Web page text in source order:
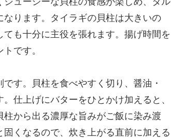
ります。タイラギの貝柱は大きいの
も十分に主役を張れます。揚げ時間を
です。
す。貝柱を食べやすく切り、醤油・
仕上げにバターをひとかけ加えると、
から出る濃厚な旨みがご飯に染み渡
くなるので、炊き上がる直前に加える